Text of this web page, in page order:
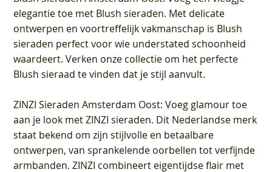
elegantie toe met Blush sieraden. Met delicate
ontwerpen en voortreffelijk vakmanschap is Blush
sieraden perfect voor wie understated schoonheid
waardeert. Verken onze collectie om het perfecte
Blush sieraad te vinden dat je stijl aanvult.
ZINZI Sieraden Amsterdam Oost: Voeg glamour toe
aan je look met ZINZI sieraden. Dit Nederlandse merk
staat bekend om zijn stijlvolle en betaalbare
ontwerpen, van sprankelende oorbellen tot verfijnde
armbanden. ZINZI combineert eigentijdse flair met